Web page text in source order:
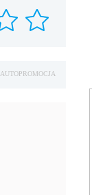
AUTOPROMOCJA